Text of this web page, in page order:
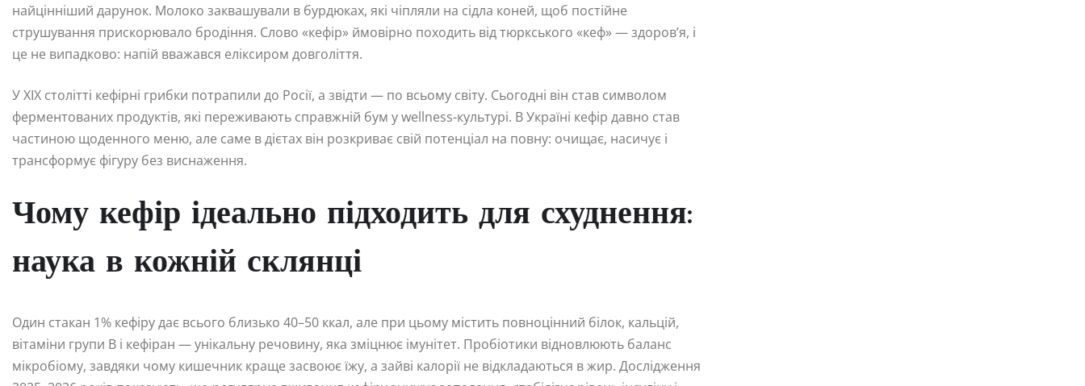
найцінніший дарунок. Молоко заквашували в бурдюках, які чіпляли на сідла коней, щоб постійне
струшування прискорювало бродіння. Слово «кефір» ймовірно походить від тюркського «кеф» — здоров’я, і
це не випадково: напій вважався еліксиром довголіття.
У XIX столітті кефірні грибки потрапили до Росії, а звідти — по всьому світу. Сьогодні він став символом
ферментованих продуктів, які переживають справжній бум у wellness-культурі. В Україні кефір давно став
частиною щоденного меню, але саме в дієтах він розкриває свій потенціал на повну: очищає, насичує і
трансформує фігуру без виснаження.
Чому кефір ідеально підходить для схуднення:
наука в кожній склянці
Один стакан 1% кефіру дає всього близько 40–50 ккал, але при цьому містить повноцінний білок, кальцій,
вітаміни групи B і кефіран — унікальну речовину, яка зміцнює імунітет. Пробіотики відновлюють баланс
мікробіому, завдяки чому кишечник краще засвоює їжу, а зайві калорії не відкладаються в жир. Дослідження